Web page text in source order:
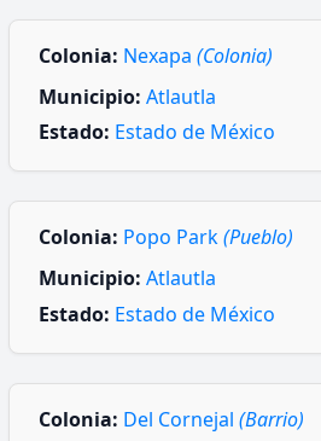
Colonia: Nexapa (Colonia)
Municipio: Atlautla
Estado: Estado de México
Colonia: Popo Park(Pueblo)
Municipio: Atlautla
Estado: Estado de México
Colonia: Del Cornejal (Barrio)